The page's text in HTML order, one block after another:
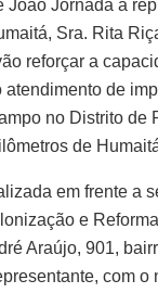
João Jornada à
Sra. Rita
reforçar a
atendimento de
no Distrito de
de
em frente a
e
Araújo, 901,
com o